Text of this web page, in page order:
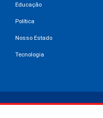
Educação
Política
Nosso Estado
Tecnologia